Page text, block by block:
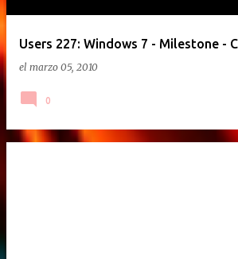
Users 227: Windows 7 - Milestone -
el marzo 05, 2010
0